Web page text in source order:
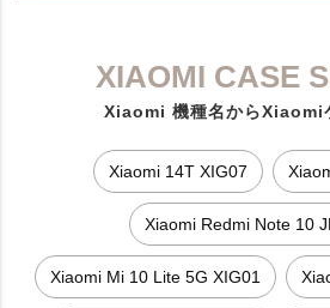
XIAOMI CASE
Xiaomi 機種名からXiaomi
Xiaomi 14T XIG07
Xiaomi Redmi Note 10
Xiaomi Mi 10 Lite 5G XIG01